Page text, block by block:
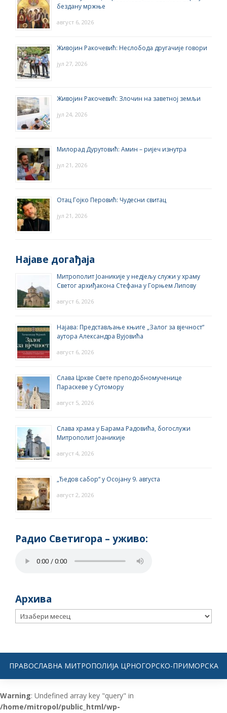
бездану мржње
август 6, 2026
Живојин Ракочевић: Неслобода другачије говори
јул 27, 2026
Живојин Ракочевић: Злочин на заветној земљи
јул 24, 2026
Милорад Дурутовић: Амин – ријеч изнутра
јул 21, 2026
Отац Гојко Перовић: Чудесни свитац
јул 21, 2026
Најаве догађаја
Митрополит Јоаникије у недјељу служи у храму
Светог архиђакона Стефана у Горњем Липову
август 6, 2026
Најава: Представљање књиге „Залог за вјечност“
аутора Александра Вујовића
август 6, 2026
Слава Цркве Свете преподобномученице
Параскеве у Сутомору
август 5, 2026
Слава храма у Барама Радовића, богослужи
Митрополит Јоаникије
август 4, 2026
„Ђедов сабор“ у Осојану 9. августа
август 2, 2026
Радио Светигора – yживо:
Архива
Архива
ПРАВОСЛАВНА МИТРОПОЛИЈА ЦРНОГОРСКО-ПРИМОРСКА
Warning: Undefined array key "query" in
/home/mitropol/public_html/wp-